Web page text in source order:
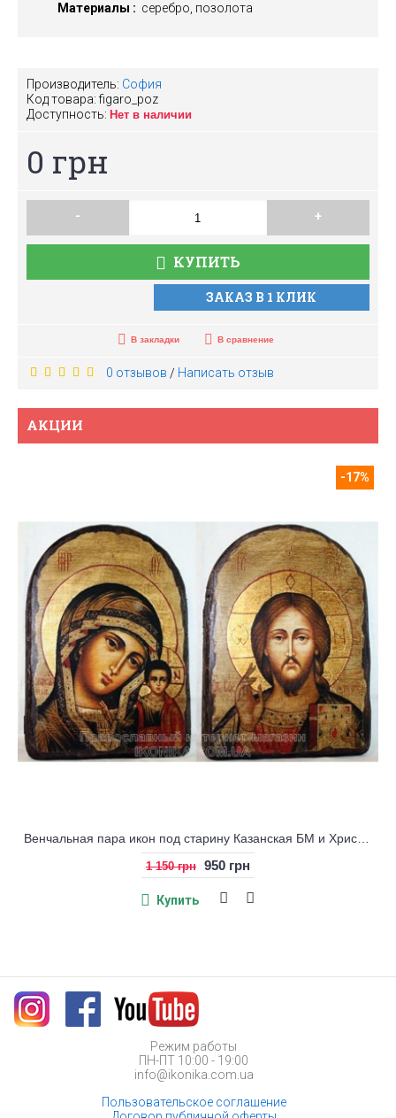
Материалы : серебро, позолота
Производитель: София
Код товара:figaro_poz
Доступность: Нет в наличии
0 грн
- +
КУПИТЬ
ЗАКАЗ В 1 КЛИК
В закладки В сравнение
0 отзывов / Написать отзыв
АКЦИИ
-17%
Венчальная пара икон под старину Казанская БМ и Христос
1 150 грн 950 грн
Купить
Режим работы
ПН-ПТ 10:00 - 19:00
info@ikonika.com.ua
Пользовательское соглашение